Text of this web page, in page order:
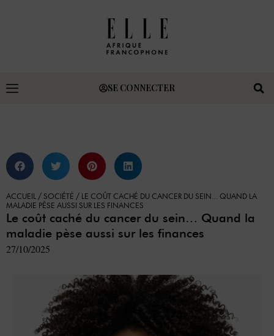
SE CONNECTER
ACCUEIL / SOCIÉTÉ / LE COÛT CACHÉ DU CANCER DU SEIN… QUAND LA
MALADIE PÈSE AUSSI SUR LES FINANCES
Le coût caché du cancer du sein… Quand la
maladie pèse aussi sur les finances
27/10/2025